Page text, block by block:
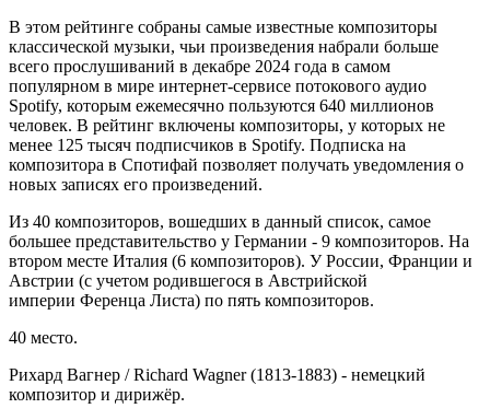
В этом рейтинге собраны самые известные композиторы
классической музыки, чьи произведения набрали больше
всего прослушиваний в декабре 2024 года в самом
популярном в мире интернет-сервисе потокового аудио
Spotify, которым ежемесячно пользуются 640 миллионов
человек. В рейтинг включены композиторы, у которых не
менее 125 тысяч подписчиков в Spotify. Подписка на
композитора в Спотифай позволяет получать уведомления о
новых записях его произведений.
Из 40 композиторов, вошедших в данный список, самое
большее представительство у Германии - 9 композиторов. На
втором месте Италия (6 композиторов). У России, Франции и
Австрии (с учетом родившегося в Австрийской
империи Ференца Листа) по пять композиторов.
40 место.
Рихард Вагнер / Richard Wagner (1813-1883) - немецкий
композитор и дирижёр.